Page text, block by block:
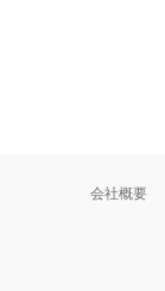
会社概要